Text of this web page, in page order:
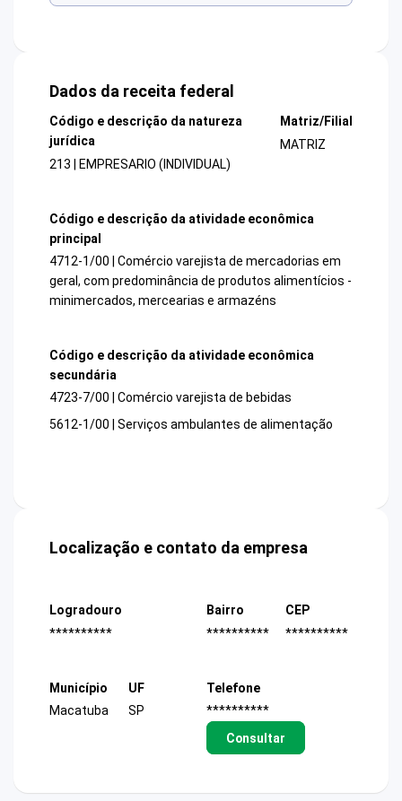
Dados da receita federal
Código e descrição da natureza
jurídica
213 | EMPRESARIO (INDIVIDUAL)
Matriz/Filial
MATRIZ
Código e descrição da atividade econômica
principal
4712-1/00 | Comércio varejista de mercadorias em
geral, com predominância de produtos alimentícios -
minimercados, mercearias e armazéns
Código e descrição da atividade econômica
secundária
4723-7/00 | Comércio varejista de bebidas
5612-1/00 | Serviços ambulantes de alimentação
Localização e contato da empresa
Logradouro
**********
Bairro
**********
CEP
**********
Município
Macatuba
UF
SP
Telefone
**********
Consultar